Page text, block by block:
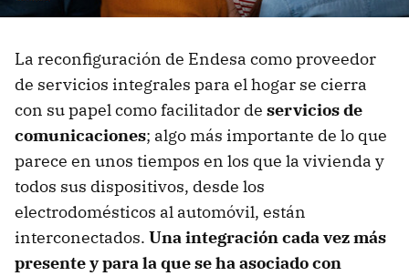
La reconfiguración de Endesa como proveedor
de servicios integrales para el hogar se cierra
con su papel como facilitador de servicios de
comunicaciones; algo más importante de lo que
parece en unos tiempos en los que la vivienda y
todos sus dispositivos, desde los
electrodomésticos al automóvil, están
interconectados. Una integración cada vez más
presente y para la quese ha asociado con